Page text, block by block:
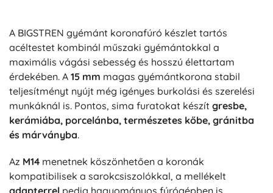
A BIGSTREN gyémánt koronafúró készlet tartós
acéltestet kombinál műszaki gyémántokkal a
maximális vágási sebesség és hosszú élettartam
érdekében. A 15 mm magas gyémántkorona stabil
teljesítményt nyújt még igényes burkolási és szerelési
munkáknál is. Pontos, sima furatokat készít gresbe,
kerámiába, porcelánba, természetes kőbe, gránitba
és márványba.
Az M14 menetnek köszönhetően a koronák
kompatibilisek a sarokcsiszolókkal, a mellékelt
adapterrel pedig hagyományos fúrógépben is